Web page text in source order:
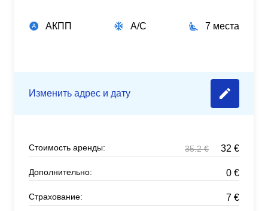
АКПП A/C 7 места
Изменить адрес и дату
Стоимость аренды: 35.2€ 32 €
Дополнительно: 0 €
Страхование: 7 €